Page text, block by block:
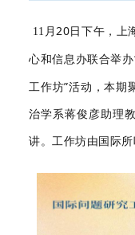
11 月20日下午，上
心和信息办联合举
工作坊”活动，本期
治学系蒋俊彦助理
讲。工作坊由国际所